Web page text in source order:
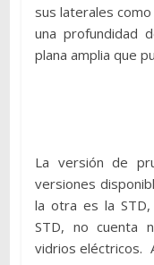
sus laterales
una profundidad
plana amplia que
La versión de
versiones
la otra es la
STD, no cuenta
vidrios eléctricos.